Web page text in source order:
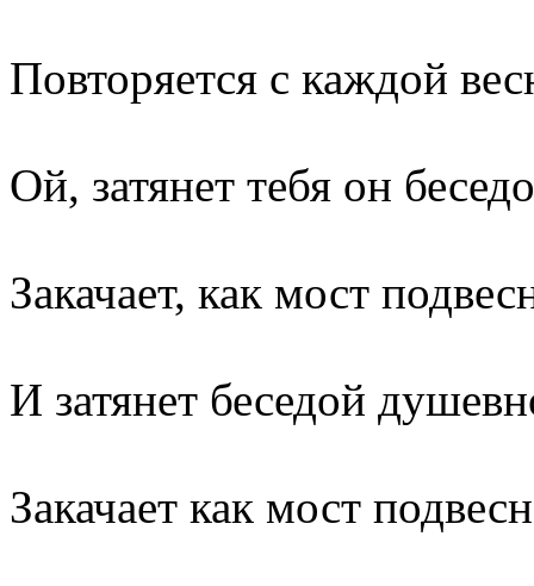
Повторяется с каждой
Ой, затянет тебя он
Закачает, как мост
И затянет беседой
Закачает как мост